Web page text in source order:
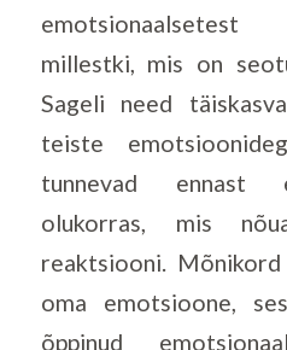
millestki, mis on
Sageli need
teiste
tunnevad ennast
olukorras, mis
reaktsiooni.
oma emotsioone,
õppinud